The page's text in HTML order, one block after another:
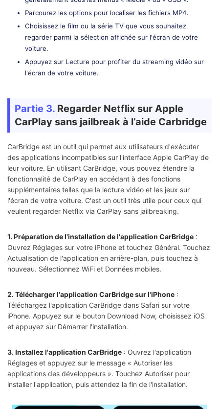
Parcourez les options pour localiser les fichiers MP4.
Choisissez le film ou la série TV que vous souhaitez
regarder parmi la sélection affichée sur l'écran de votre
voiture.
Appuyez sur Lecture pour profiter du streaming vidéo sur
l'écran de votre voiture.
Partie 3. Regarder Netflix sur Apple
CarPlay sans jailbreak à l’aide Carbridge
CarBridge est un outil qui permet aux utilisateurs d'exécuter
des applications incompatibles sur l'interface Apple CarPlay de
leur voiture. En utilisant CarBridge, vous pouvez étendre la
fonctionnalité de CarPlay en accédant à des fonctions
supplémentaires telles que la lecture vidéo et les jeux sur
l'écran de votre voiture. C'est un outil très utile pour ceux qui
veulent regarder Netflix via CarPlay sans jailbreaking.
1. Préparation de l'installation de l'application CarBridge :
Ouvrez Réglages sur votre iPhone et touchez Général. Touchez
Actualisation de l'application en arrière-plan, puis touchez à
nouveau. Sélectionnez WiFi et Données mobiles.
2. Télécharger l'application CarBridge sur l'iPhone :
Téléchargez l'application CarBridge dans Safari sur votre
iPhone. Appuyez sur le bouton Download Now, choisissez iOS
et appuyez sur Démarrer l'installation.
3. Installez l'application CarBridge : Ouvrez l'application
Réglages et appuyez sur le message « Autoriser les
applications des développeurs ». Touchez Autoriser pour
installer l'application, puis attendez la fin de l'installation.